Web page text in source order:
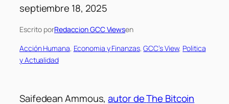
septiembre 18, 2025
Escrito porRedaccion GCC Viewsen
Acción Humana, Economia y Finanzas, GCC’s View, Politica
y Actualidad
Saifedean Ammous,autor deThe Bitcoin